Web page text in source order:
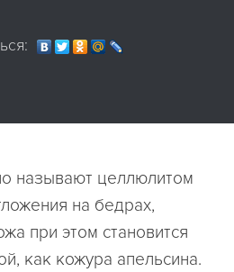
называют целлюлитом
на бедрах,
при этом становится
как кожура апельсина.